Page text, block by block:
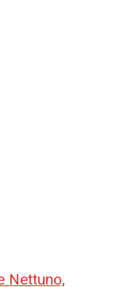
Nettuno,